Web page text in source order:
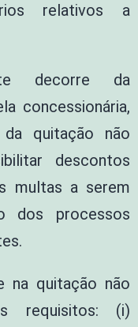
relativos a
decorre da
concessionária,
quitação não
descontos
multas a serem
dos processos
na quitação não
requisitos: (i)